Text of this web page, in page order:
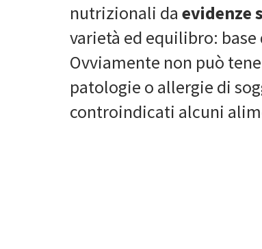
nutrizionali da evidenze
varietà ed equilibro: base
Ovviamente non può
patologie o allergie di
controindicati alcuni